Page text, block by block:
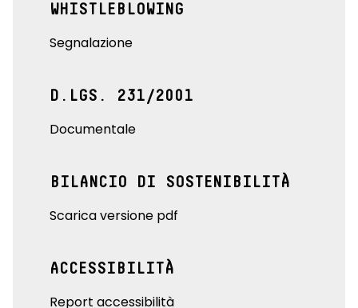
WHISTLEBLOWING
Segnalazione
D.LGS. 231/2001
Documentale
BILANCIO DI SOSTENIBILITÀ
Scarica versione pdf
ACCESSIBILITÀ
Report accessibilità